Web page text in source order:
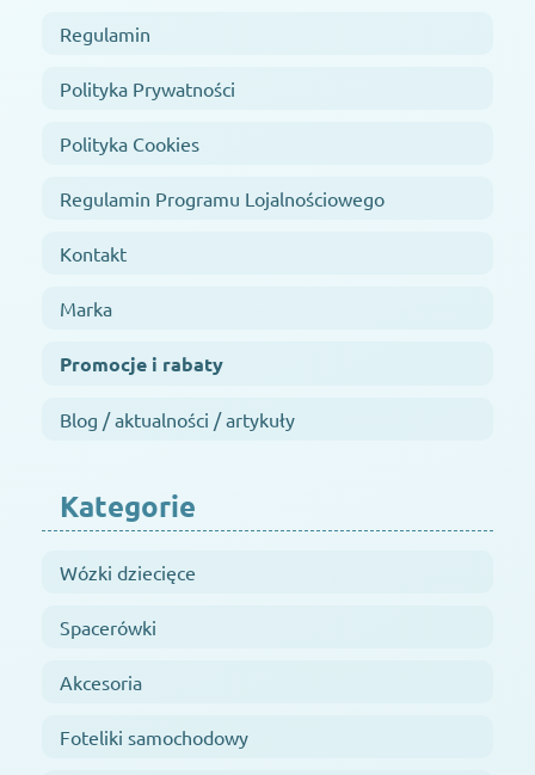
Regulamin
Polityka Prywatności
Polityka Cookies
Regulamin Programu Lojalnościowego
Kontakt
Marka
Promocje i rabaty
Blog / aktualności / artykuły
Kategorie
Wózki dziecięce
Spacerówki
Akcesoria
Foteliki samochodowy